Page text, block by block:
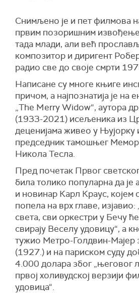
Снимљено је и пет филмова
првим позоришним
тада млади, али већ
композитор и диригент
радио све до своје смрти
Написане су многе књиге
причом, а најпознатија је на
„The Merry Widow“, аутора
(1933-2021) исељеника из
деценијама живео у Њујорку
председник тамошњег
Никола Тесла.
Пред почетак Првог
била толико популарна да је
и новинар Карл Краус, којем
попела на врх главе,
света, сви оркестри у Бечу
свирају Веселу удовицу“, а
тужио Метро-Голдвин-Мајер
(1927.) и на париском суду
4.000 долара због „његовог
првој холивудској верзији
удовица“.